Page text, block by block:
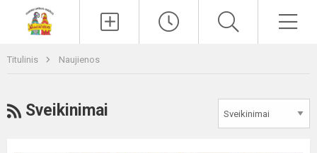
Titulinis Naujienos
RSS
Sveikinimai